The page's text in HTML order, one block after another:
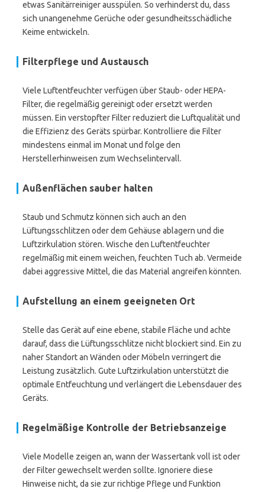
etwas Sanitärreiniger ausspülen. So verhinderst du, dass
sich unangenehme Gerüche oder gesundheitsschädliche
Keime entwickeln.
Filterpflege und Austausch
Viele Luftentfeuchter verfügen über Staub- oder HEPA-
Filter, die regelmäßig gereinigt oder ersetzt werden
müssen. Ein verstopfter Filter reduziert die Luftqualität und
die Effizienz des Geräts spürbar. Kontrolliere die Filter
mindestens einmal im Monat und folge den
Herstellerhinweisen zum Wechselintervall.
Außenflächen sauber halten
Staub und Schmutz können sich auch an den
Lüftungsschlitzen oder dem Gehäuse ablagern und die
Luftzirkulation stören. Wische den Luftentfeuchter
regelmäßig mit einem weichen, feuchten Tuch ab. Vermeide
dabei aggressive Mittel, die das Material angreifen könnten.
Aufstellung an einem geeigneten Ort
Stelle das Gerät auf eine ebene, stabile Fläche und achte
darauf, dass die Lüftungsschlitze nicht blockiert sind. Ein zu
naher Standort an Wänden oder Möbeln verringert die
Leistung zusätzlich. Gute Luftzirkulation unterstützt die
optimale Entfeuchtung und verlängert die Lebensdauer des
Geräts.
Regelmäßige Kontrolle der Betriebsanzeige
Viele Modelle zeigen an, wann der Wassertank voll ist oder
der Filter gewechselt werden sollte. Ignoriere diese
Hinweise nicht, da sie zur richtige Pflege und Funktion